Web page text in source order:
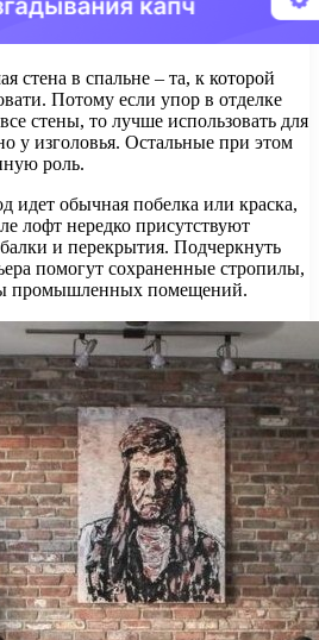
стена в спальне – та, к которой
Потому если упор в отделке
стены, то лучше использовать для
у изголовья. Остальные при этом
роль.
идет обычная побелка или краска,
лофт нередко присутствуют
и перекрытия. Подчеркнуть
помогут сохраненные стропилы,
промышленных помещений.